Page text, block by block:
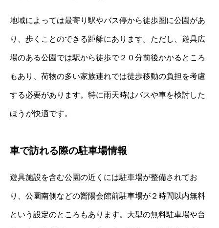
地域によっては最寄り駅やバス停から徒歩圏に公園があ
り、歩くことのできる距離にあります。ただし、遊具広
場のある公園では駅から徒歩で２０分前後かかるところ
もあり、荷物の多い家族連れでは徒歩移動の負担を考慮
する必要があります。特に雨天時はバスや車を検討した
ほうが快適です。
車で訪れる際の駐車場情報
遊具施設を含む公園の近くには駐車場が整備されてお
り、公園南側などの嚮陽会館前駐車場が２時間以内無料
という設定のところもあります。大型の無料駐車場や台